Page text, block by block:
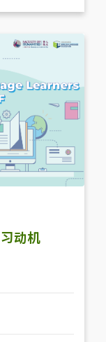
动机